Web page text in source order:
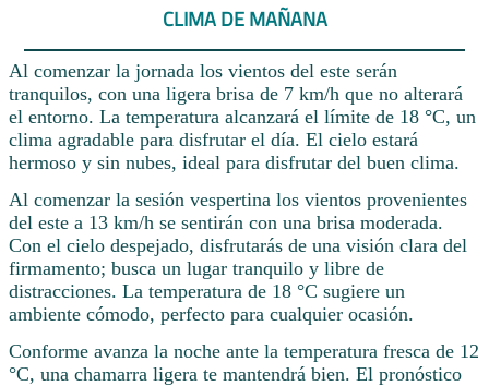
CLIMA DE MAÑANA
Al comenzar la jornada los vientos del este serán
tranquilos, con una ligera brisa de 7 km/h que no alterará
el entorno. La temperatura alcanzará el límite de 18 °C, un
clima agradable para disfrutar el día. El cielo estará
hermoso y sin nubes, ideal para disfrutar del buen clima.
Al comenzar la sesión vespertina los vientos provenientes
del este a 13 km/h se sentirán con una brisa moderada.
Con el cielo despejado, disfrutarás de una visión clara del
firmamento; busca un lugar tranquilo y libre de
distracciones. La temperatura de 18 °C sugiere un
ambiente cómodo, perfecto para cualquier ocasión.
Conforme avanza la noche ante la temperatura fresca de 12
°C, una chamarra ligera te mantendrá bien. El pronóstico